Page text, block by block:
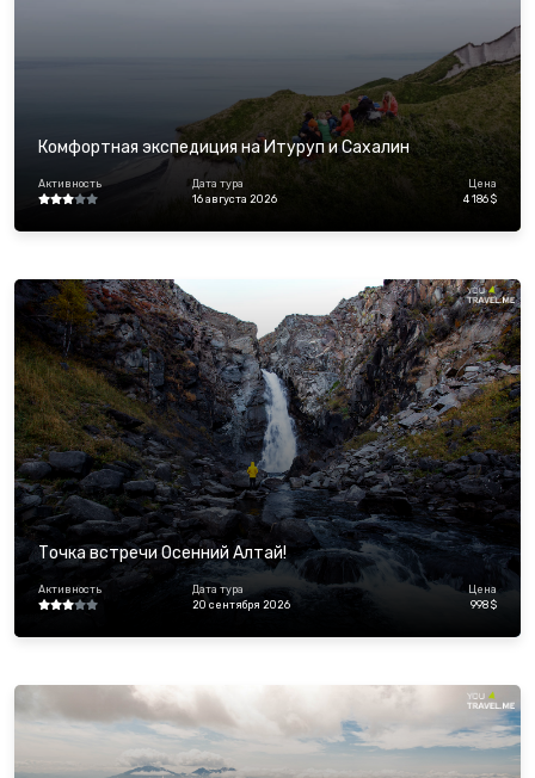
Комфортная экспедиция на Итуруп и Сахалин
Активность
Дата тура
16 августа 2026
Цена
4 186 $
Точка встречи Осенний Алтай!
Активность
Дата тура
20 сентября 2026
Цена
998 $